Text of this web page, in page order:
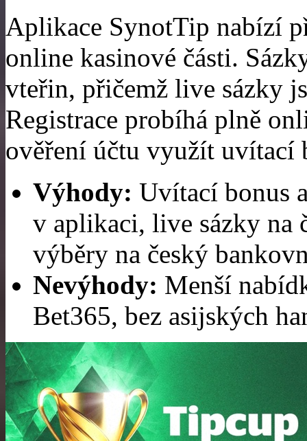
Aplikace SynotTip nabízí
online kasinové části.
vteřin, přičemž live sázky
Registrace probíhá plně
ověření účtu využít uvítací
Výhody: Uvítací bonus
v aplikaci, live sázky na
výběry na český
Nevýhody: Menší
Bet365, bez asijských